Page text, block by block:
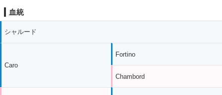
血統
シャルード
Caro
Fortino
Chambord